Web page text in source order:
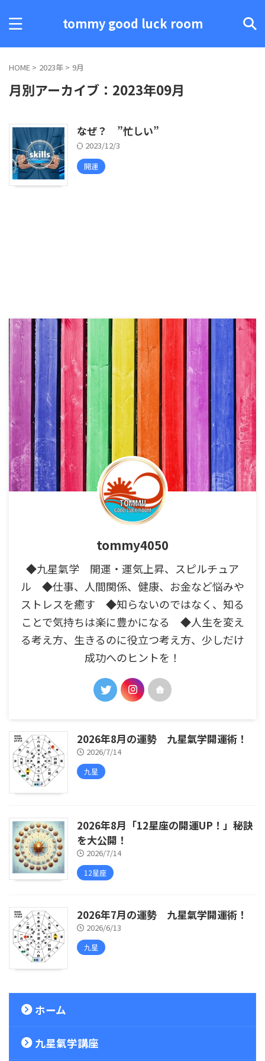
tommy good luck room
HOME > 2023年 > 9月
月別アーカイブ：2023年09月
なぜ？ ”忙しい”
2023/12/3
開運
tommy4050
◆九星氣学 開運・運気上昇、スピルチュア
ル ◆仕事、人間関係、健康、お金など悩みや
ストレスを癒す ◆知らないのではなく、知る
ことで気持ちは楽に豊かになる ◆人生を変え
る考え方、生きるのに役立つ考え方、少しだけ
成功へのヒントを！
2026年8月の運勢 九星氣学開運術！
2026/7/14
九星
2026年8月「12星座の開運UP！」秘訣
を大公開！
2026/7/14
12星座
2026年7月の運勢 九星氣学開運術！
2026/6/13
九星
ホーム
九星氣学講座